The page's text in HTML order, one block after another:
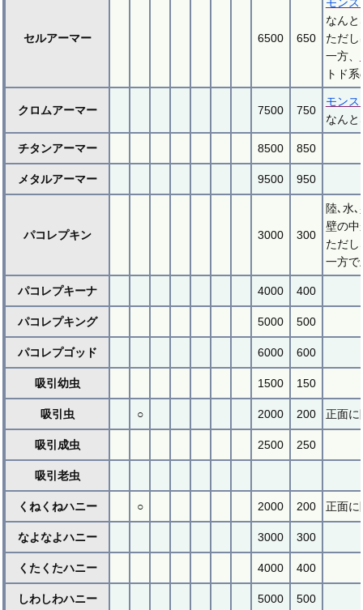
セルアーマー 6500 650
なんと
ただ
一方、
トド
クロムアーマー 7500 750
モンス
なんと
チタンアーマー 8500 850
メタルアーマー 9500 950
パコレプキン 3000 300
陸､水
壁の中
ただし
一方で
パコレプキーナ 4000 400
パコレプキング 5000 500
パコレプゴッド 6000 600
吸引幼虫 1500 150
吸引虫 ○ 2000 200 正面に
吸引成虫 2500 250
吸引老虫
くねくねハニー ○ 2000 200 正面に
なよなよハニー 3000 300
くたくたハニー 4000 400
しわしわハニー 5000 500